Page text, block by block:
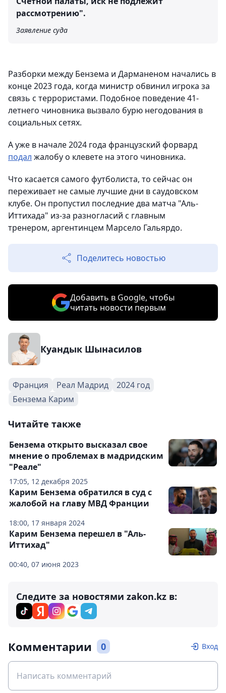
рассмотрению".
Заявление суда
Разборки между Бензема и Дарманеном начались в
конце 2023 года, когда министр обвинил игрока за
связь с террористами. Подобное поведение 41-
летнего чиновника вызвало бурю негодования в
социальных сетях.
А уже в начале 2024 года французский форвард
подал жалобу о клевете на этого чиновника.
Что касается самого футболиста, то сейчас он
переживает не самые лучшие дни в саудовском
клубе. Он пропустил последние два матча "Аль-
Иттихада" из-за разногласий с главным
тренером, аргентинцем Марсело Гальярдо.
Поделитесь новостью
Добавить в Google, чтобы
читать новости первым
Куандык Шынасилов
Франция Реал Мадрид
2024 год
Бензема Карим
Читайте также
17:05, 12 декабря 2025
Бензема открыто высказал свое
мнение о проблемах в мадридским
"Реале"
18:00, 17 января 2024
Карим Бензема обратился в суд с
жалобой на главу МВД Франции
00:40, 07 июня 2023
Карим Бензема перешел в "Аль-
Иттихад"
Следите за новостями zakon.kz в:
Комментарии 0 Вход